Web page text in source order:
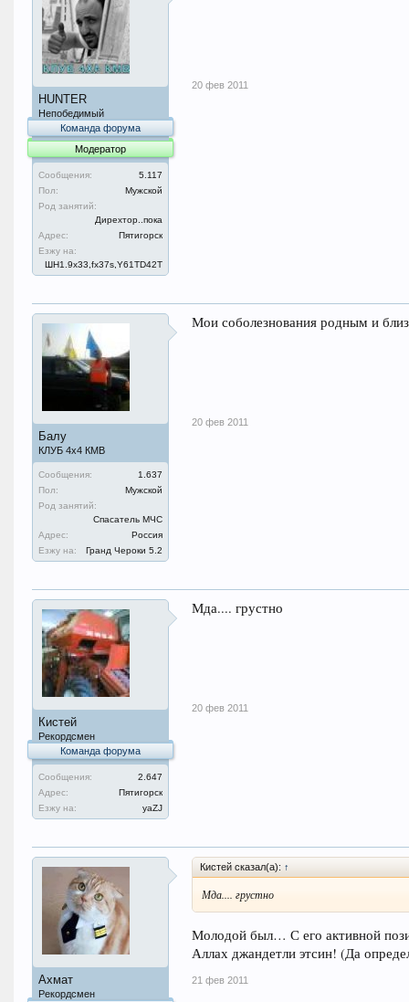
HUNTER
Непобедимый
Команда форума
Модератор
Сообщения:
5.117
Пол:
Мужской
Род занятий:
Дирехтор..пока
Адрес:
Пятигорск
Езжу на:
ШН1.9x33,fx37s,Y61TD42T
20 фев 2011
Балу
КЛУБ 4х4 КМВ
Сообщения:
1.637
Пол:
Мужской
Род занятий:
Спасатель МЧС
Адрес:
Россия
Езжу на:
Гранд Чероки 5.2
Мои соболезнования родным и
20 фев 2011
Кистей
Рекордсмен
Команда форума
Сообщения:
2.647
Адрес:
Пятигорск
Езжу на:
уаZJ
Мда.... грустно
20 фев 2011
Ахмат
Рекордсмен
Кистей сказал(а): ↑
Мда.... грустно
Молодой был… С его активной
Аллах джандетли этсин! (Да
21 фев 2011